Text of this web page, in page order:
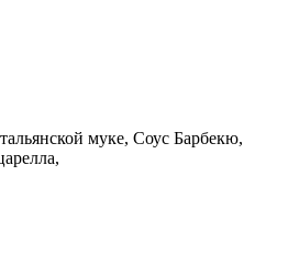
муке, Соус Барбекю,